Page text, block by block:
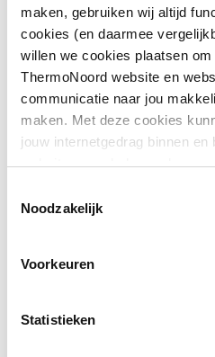
maken, gebruiken wij altijd
cookies (en daarmee
willen we cookies plaatsen
ThermoNoord website en
communicatie naar jou
maken. Met deze cookies
jouw internetgedrag binnen en
website en webshop volgen
communicatie aan jouw
Noodzakelijk
Voorkeuren
Statistieken
Geschikt voor montage
op douchebak
Geschikt voor montage
op tegelvloer
Geschikt voor
nismontage
Geschikt voor U-
Inbouwbreedte deur
Downloads
Exploded_view
Pictogramimage/jpeg
Exploded_view
Montageinstructie